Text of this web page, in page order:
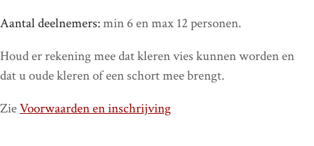
Aantal deelnemers:min 6 en max 12 personen.
Houd er rekening mee dat kleren vies kunnen worden en
dat u oude kleren of een schort mee brengt.
ZieVoorwaarden en inschrijving